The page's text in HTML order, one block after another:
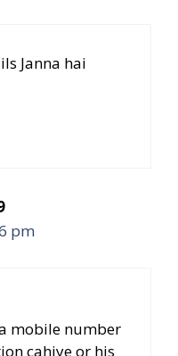
Janna hai
pm
mobile number
cahiye or his